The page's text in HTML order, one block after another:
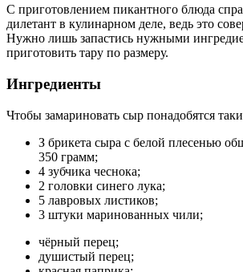
С приготовлением пикантного блюда
дилетант в кулинарном деле, ведь это
Нужно лишь запастись нужными
приготовить тару по размеру.
Ингредиенты
Чтобы замариновать сыр понадобятся
З брикета сыра с белой плесенью
350 грамм;
4 зубчика чеснока;
2 головки синего лука;
5 лавровых листиков;
3 штуки маринованных чили;
чёрный перец;
душистый перец;